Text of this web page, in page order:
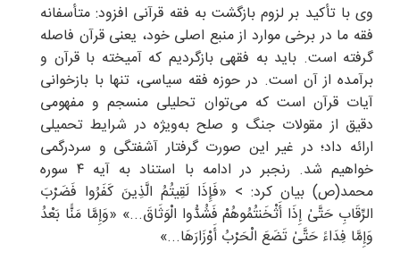
وی با تأکید بر لزوم بازگشت به فقه قرآنی افزود: متأسفانه
فقه ما در برخی موارد از منبع اصلی خود، یعنی قرآن فاصله
گرفته است. باید به فقهی بازگردیم که آمیخته با قرآن و
برآمده از آن است. در حوزه فقه سیاسی، تنها با بازخوانی
آیات قرآن است که می‌توان تحلیلی منسجم و مفهومی
دقیق از مقولات جنگ و صلح به‌ویژه در شرایط تحمیلی
ارائه داد؛ در غیر این صورت گرفتار آشفتگی و سردرگمی
خواهیم شد. رنجبر در ادامه با استناد به آیه ۴ سوره
محمد(ص) بیان کرد: > «فَإِذَا لَقِیتُمُ الَّذِینَ كَفَرُوا فَضَرْبَ
الرِّقَابِ حَتَّىٰ إِذَا أَثْخَنتُمُوهُمْ فَشُدُّوا الْوَثَاقَ...» «وَإِمَّا مَنًّا بَعْدُ
وَإِمَّا فِدَاءً حَتَّىٰ تَضَعَ الْحَرْبُ أَوْزَارَهَا...»